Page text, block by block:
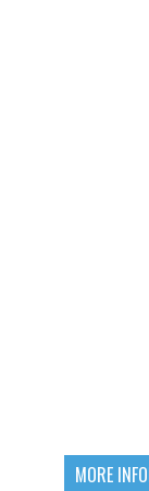
MORE